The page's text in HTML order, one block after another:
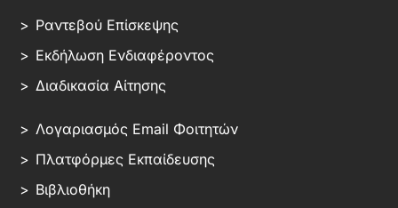
Ραντεβού Επίσκεψης
Εκδήλωση Ενδιαφέροντος
Διαδικασία Αίτησης
Λογαριασμός Email Φοιτητών
Πλατφόρμες Εκπαίδευσης
Βιβλιοθήκη